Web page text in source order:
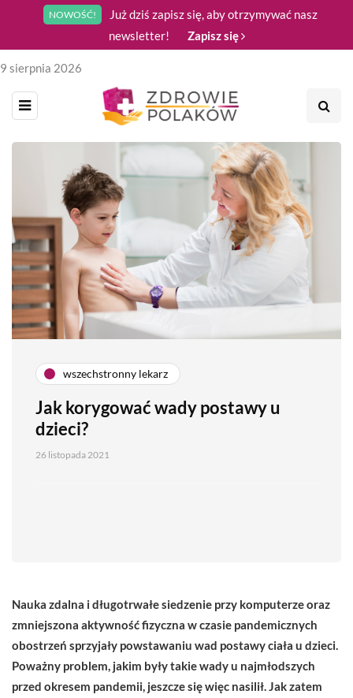
NOWOŚĆ!
Już dziś zapisz się, aby otrzymywać nasz
newsletter!
Zapisz się
9 sierpnia 2026
wszechstronny lekarz
Jak korygować wady postawy u
dzieci?
26 listopada 2021
Nauka zdalna i długotrwałe siedzenie przy komputerze oraz
zmniejszona aktywność fizyczna w czasie pandemicznych
obostrzeń sprzyjały powstawaniu wad postawy ciała u dzieci.
Poważny problem, jakim były takie wady u najmłodszych
przed okresem pandemii, jeszcze się więc nasilił. Jak zatem